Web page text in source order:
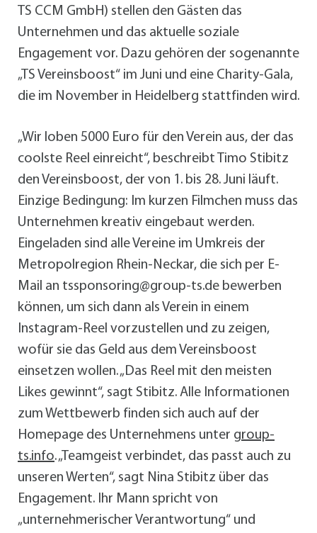
TS CCM GmbH) stellen den Gästen das
Unternehmen und das aktuelle soziale
Engagement vor. Dazu gehören der sogenannte
„TS Vereinsboost“ im Juni und eine Charity-Gala,
die im November in Heidelberg stattfinden wird.
„Wir loben 5000 Euro für den Verein aus, der das
coolste Reel einreicht“, beschreibt Timo Stibitz
den Vereinsboost, der von 1. bis 28. Juni läuft.
Einzige Bedingung: Im kurzen Filmchen muss das
Unternehmen kreativ eingebaut werden.
Eingeladen sind alle Vereine im Umkreis der
Metropolregion Rhein-Neckar, die sich per E-
Mail an tssponsoring@group-ts.de bewerben
können, um sich dann als Verein in einem
Instagram-Reel vorzustellen und zu zeigen,
wofür sie das Geld aus dem Vereinsboost
einsetzen wollen. „Das Reel mit den meisten
Likes gewinnt“, sagt Stibitz. Alle Informationen
zum Wettbewerb finden sich auch auf der
Homepage des Unternehmens unter group-
ts.info. „Teamgeist verbindet, das passt auch zu
unseren Werten“, sagt Nina Stibitz über das
Engagement. Ihr Mann spricht von
„unternehmerischer Verantwortung“ und